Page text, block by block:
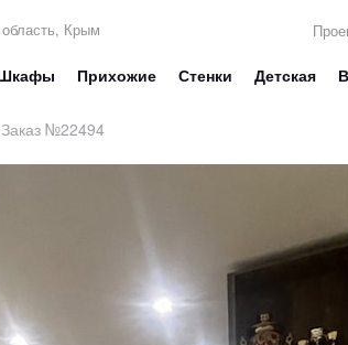
Крым
Прихожие Стенки Детская
Заказ №22494